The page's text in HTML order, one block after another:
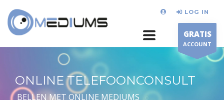
LOG IN
GRATIS
ACCOUNT
ONLINE TELEFOONCONSULT
BELLEN MET ONLINE MEDIUMS